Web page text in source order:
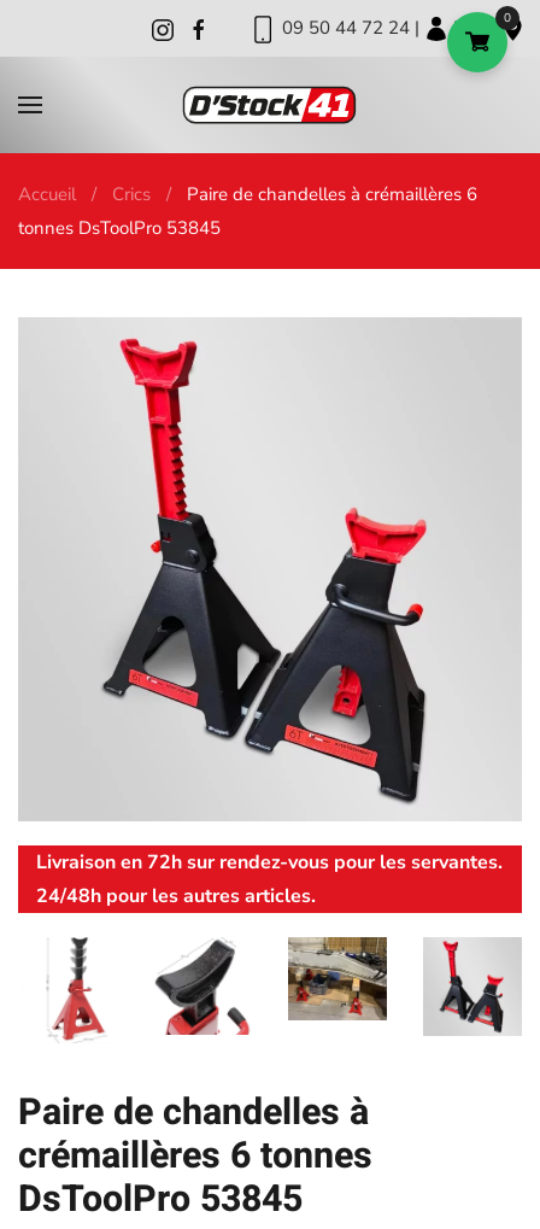
09 50 44 72 24 | | |
Accueil Crics
Paire de chandelles à crémaillères 6
tonnes DsToolPro 53845
Livraison en 72h sur rendez-vous pour les servantes.
24/48h pour les autres articles.
Paire de chandelles à
crémaillères 6 tonnes
DsToolPro 53845
0